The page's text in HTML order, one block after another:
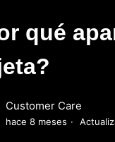
qué
Customer Care
hace 8 meses